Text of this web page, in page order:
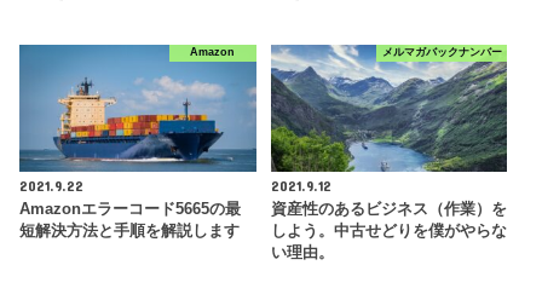
Amazon
2021.9.22
Amazonエラーコード5665の最
短解決方法と手順を解説します
メルマガバックナンバー
2021.9.12
資産性のあるビジネス（作業）を
しよう。中古せどりを僕がやらな
い理由。